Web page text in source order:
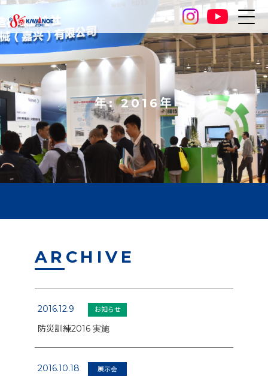
年: 2016年
ARCHIVE
2016.12.9 お知らせ
防災訓練2016 実施
2016.10.18 展示会